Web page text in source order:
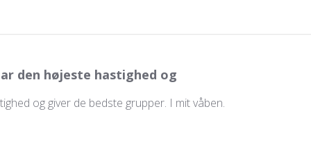
den højeste hastighed og
og giver de bedste grupper. I mit våben.